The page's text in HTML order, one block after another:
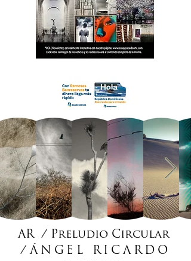
AR / Preludio Circular
/ÁNGEL RICARDO